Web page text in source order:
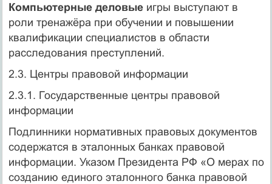
Компьютерные деловыеигры выступают в
роли тренажёра при обучении и повышении
квалификации специалистов в области
расследования преступлений.
2.3. Центры правовой информации
2.3.1. Государственные центры правовой
информации
Подлинники нормативных правовых документов
содержатся в эталонных банках правовой
информации. Указом Президента РФ «О мерах по
созданию единого эталонного банка правовой